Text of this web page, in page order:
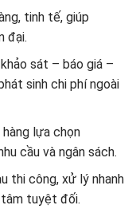
tinh tế, giúp
đại.
sát – báo giá –
sinh chi phí ngoài
lựa chọn
cầu và ngân sách.
thi công, xử lý nhanh
tâm tuyệt đối.